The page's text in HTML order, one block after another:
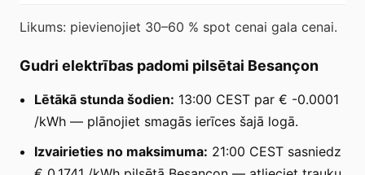
Likums: pievienojiet 30–60 % spot cenai gala cenai.
Gudri elektrības padomi pilsētai Besançon
Lētākā stunda šodien: 13:00 CEST par € -0.0001
/kWh — plānojiet smagās ierīces šajā logā.
Izvairieties no maksimuma: 21:00 CEST sasniedz